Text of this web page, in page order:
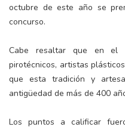
octubre de este año se
concurso.
Cabe resaltar que en el
pirotécnicos, artistas
que esta tradición y
antigüedad de más de 400
Los puntos a calificar